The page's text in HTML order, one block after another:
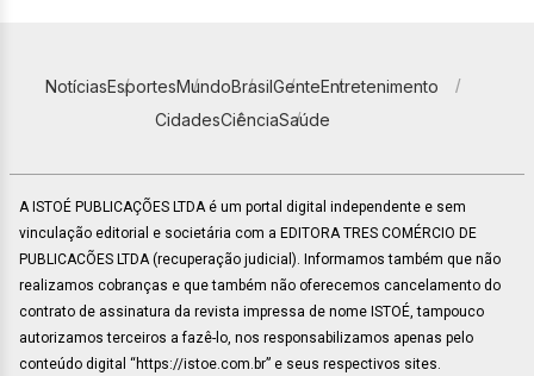
NotíciasEsportesMundoBrasilGenteEntretenimento
CidadesCiênciaSaúde
A ISTOÉ PUBLICAÇÕES LTDA é um portal digital independente e sem
vinculação editorial e societária com a EDITORA TRES COMÉRCIO DE
PUBLICACÕES LTDA (recuperação judicial). Informamos também que não
realizamos cobranças e que também não oferecemos cancelamento do
contrato de assinatura da revista impressa de nome ISTOÉ, tampouco
autorizamos terceiros a fazê-lo, nos responsabilizamos apenas pelo
conteúdo digital “https://istoe.com.br” e seus respectivos sites.